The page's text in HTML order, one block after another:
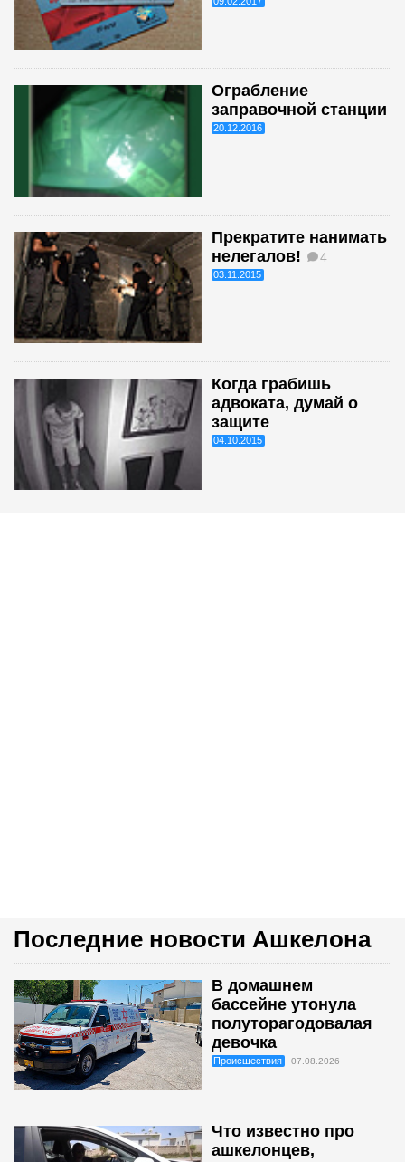
Ограбление
заправочной станции
20.12.2016
Прекратите нанимать
нелегалов!
4
03.11.2015
Когда грабишь
адвоката, думай о
защите
04.10.2015
Последние новости Ашкелона
В домашнем
бассейне утонула
полуторагодовалая
девочка
Происшествия 07.08.2026
Что известно про
ашкелонцев,